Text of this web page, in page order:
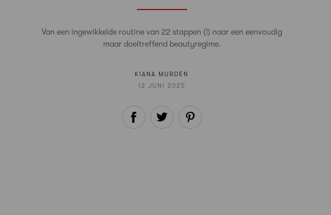
Van een ingewikkelde routine van 22 stappen (!) naar een eenvoudig
maar doeltreffend beautyregime.
KIANA MURDEN
12 JUNI 2025